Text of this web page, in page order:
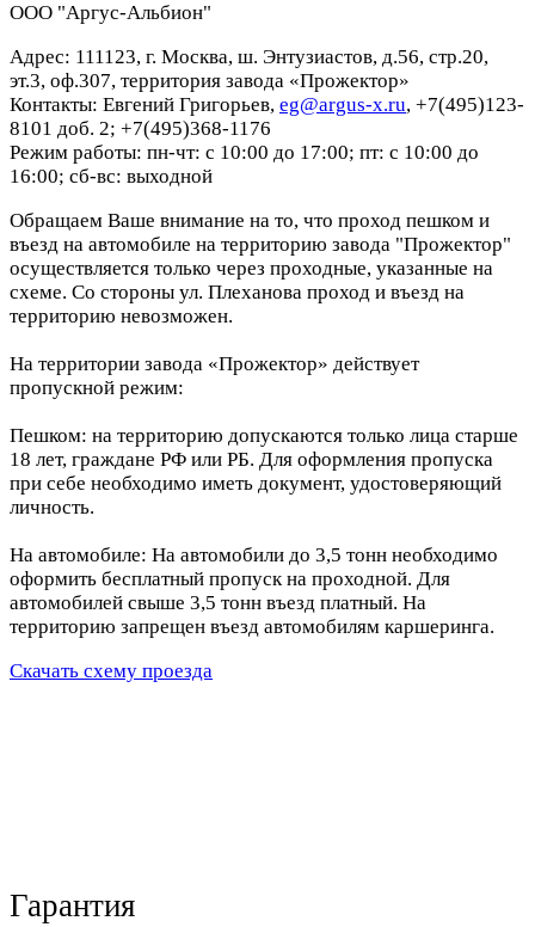
ООО "Аргус-Альбион"
Адрес: 111123, г. Москва, ш. Энтузиастов, д.56, стр.20,
эт.3, оф.307, территория завода «Прожектор»
Контакты: Евгений Григорьев, eg@argus-x.ru, +7(495)123-
8101 доб. 2; +7(495)368-1176
Режим работы: пн-чт: с 10:00 до 17:00; пт: с 10:00 до
16:00; сб-вс: выходной
Обращаем Ваше внимание на то, что проход пешком и
въезд на автомобиле на территорию завода "Прожектор"
осуществляется только через проходные, указанные на
схеме. Со стороны ул. Плеханова проход и въезд на
территорию невозможен.
На территории завода «Прожектор» действует
пропускной режим:
Пешком: на территорию допускаются только лица старше
18 лет, граждане РФ или РБ. Для оформления пропуска
при себе необходимо иметь документ, удостоверяющий
личность.
На автомобиле: На автомобили до 3,5 тонн необходимо
оформить бесплатный пропуск на проходной. Для
автомобилей свыше 3,5 тонн въезд платный. На
территорию запрещен въезд автомобилям каршеринга.
Скачать схему проезда
Гарантия